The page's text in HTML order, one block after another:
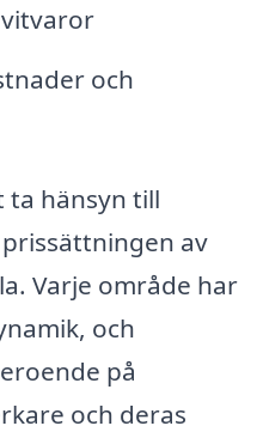
och
ta hänsyn till
av
Varje område har
och
på
och deras